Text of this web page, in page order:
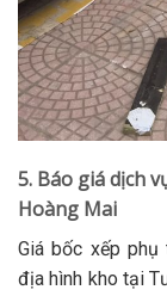
5. Báo giá dịch
Hoàng Mai
Giá bốc xếp
địa hình kho tại